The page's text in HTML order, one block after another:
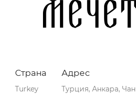
Страна
Turkey
Адрес
Турция, Анкара,